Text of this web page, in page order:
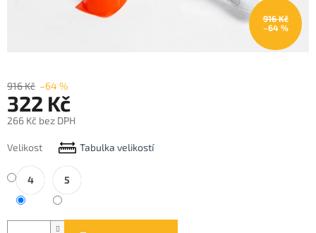
916 Kč
–64 %
916 Kč –64 %
322 Kč
266 Kč bez DPH
cena:
Velikost Tabulka velikostí
4 5